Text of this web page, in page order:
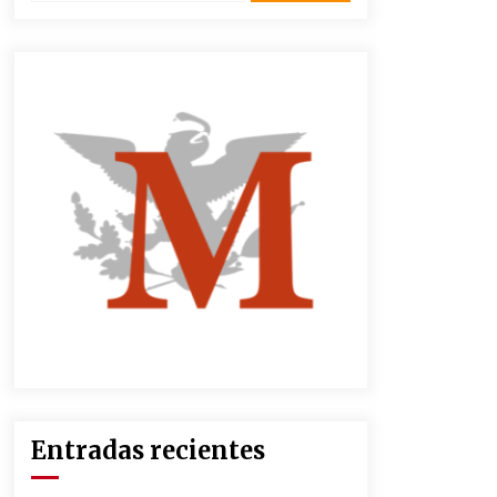
Zar antidrogas de EE.UU.: “vamos
por los políticos mexicanos que
protegen al narco”
2 meses atrás
México libraría posible arancel de
EE.UU. en 85% de sus exportaciones
Entradas recientes